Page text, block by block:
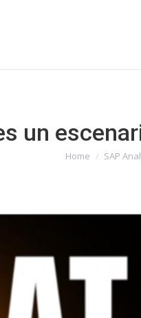
un
You are here:
Home SAP